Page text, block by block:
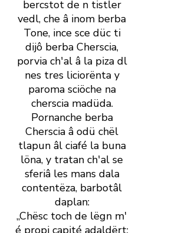
bercstot de n tistler
vedl, che â inom berba
Tone, ince sce düc ti
dijô berba Cherscia,
porvia ch' al â la piza dl
nes tres liciorënta y
paroma sciöche na
cherscia madüda.
Pornanche berba
Cherscia â odü chël
tlapun âl ciafé la buna
löna, y tratan ch' al se
sferiâ les mans dala
contentëza, barbotâl
daplan:
„Chësc toch de lëgn m'
é propi capité adaldërt: